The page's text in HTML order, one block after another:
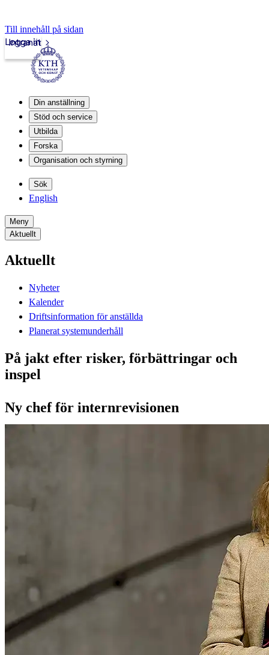
Till innehåll på sidan
Intranät
Logga in
Din anställning
Stöd och service
Utbilda
Forska
Organisation och styrning
Sök
English
Meny
Aktuellt
Aktuellt
Nyheter
Kalender
Driftsinformation för anställda
Planerat systemunderhåll
På jakt efter risker, förbättringar och
inspel
Ny chef för internrevisionen